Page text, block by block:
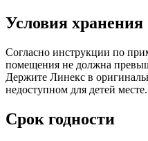
Условия хранения
Согласно инструкции по
помещения не должна
Держите Линекс в
недоступном для детей месте.
Срок годности